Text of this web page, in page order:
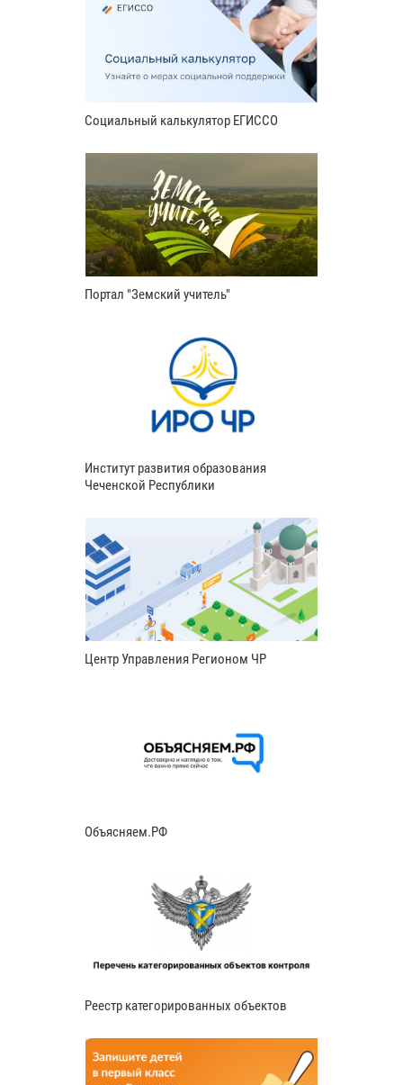
Социальный калькулятор ЕГИССО
Портал "Земский учитель"
Институт развития образования
Чеченской Республики
Центр Управления Регионом ЧР
Объясняем.РФ
Реестр категорированных объектов